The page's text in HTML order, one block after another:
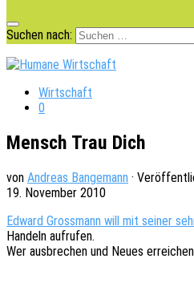
Suchen nach:
Wirtschaft
0
Mensch Trau Dich
von Andreas Bangemann ·
19. November 2010
Edward Gross­mann will mit seiner
Handeln aufru­fen.
Wer ausbre­chen und Neues